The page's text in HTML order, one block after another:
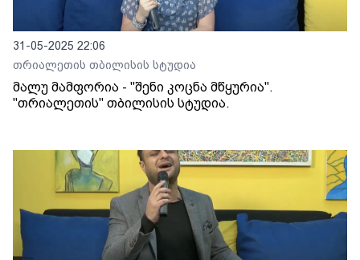
31-05-2025 22:06
თრიალეთის თბილისის სტუდია
მალუ მამფორია - "შენი კოცნა მწყურია".
"თრიალეთის" თბილისის სტუდია.